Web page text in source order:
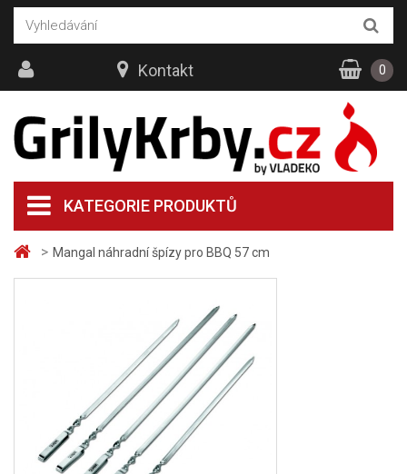
> Mangal náhradní špízy pro BBQ 57 cm
KATEGORIE PRODUKTŮ
Kontakt 0